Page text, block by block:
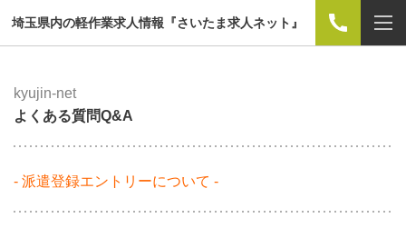
埼玉県内の軽作業求人情報『さいたま求人ネット』
kyujin-net
よくある質問Q&A
- 派遣登録エントリーについて -